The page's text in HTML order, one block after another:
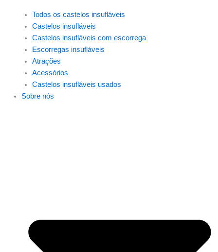
Todos os castelos insufláveis
Castelos insufláveis
Castelos insufláveis com escorrega
Escorregas insufláveis
Atrações
Acessórios
Castelos insufláveis usados
Sobre nós